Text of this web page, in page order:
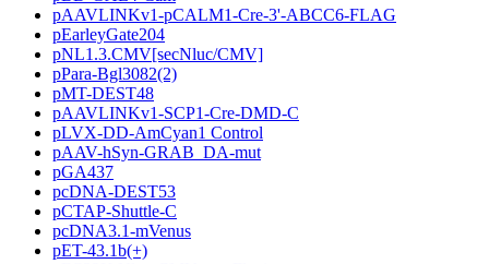
pAAVLINKv1-pCALM1-Cre-3'-ABCC6-FLAG
pEarleyGate204
pNL1.3.CMV[secNluc/CMV]
pPara-Bgl3082(2)
pMT-DEST48
pAAVLINKv1-SCP1-Cre-DMD-C
pLVX-DD-AmCyan1 Control
pAAV-hSyn-GRAB_DA-mut
pGA437
pcDNA-DEST53
pCTAP-Shuttle-C
pcDNA3.1-mVenus
pET-43.1b(+)